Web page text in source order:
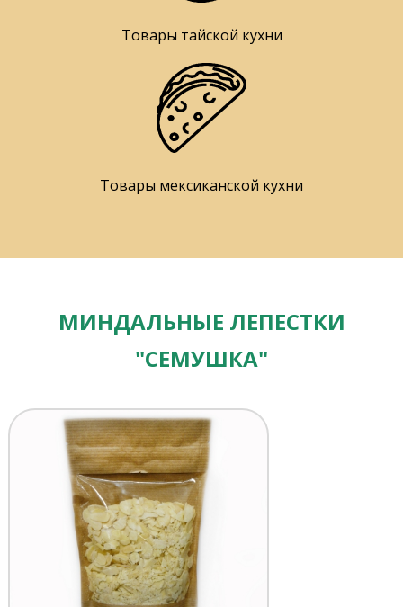
Товары тайской кухни
Товары мексиканской кухни
МИНДАЛЬНЫЕ ЛЕПЕСТКИ
"СЕМУШКА"